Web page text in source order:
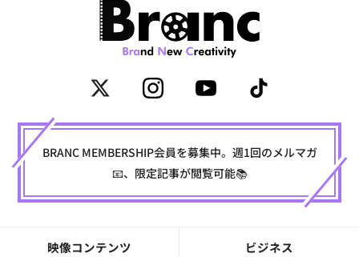
BRANC MEMBERSHIP会員を募集中。週1回のメルマガ
📧、限定記事が閲覧可能📚
映像コンテンツ ビジネス